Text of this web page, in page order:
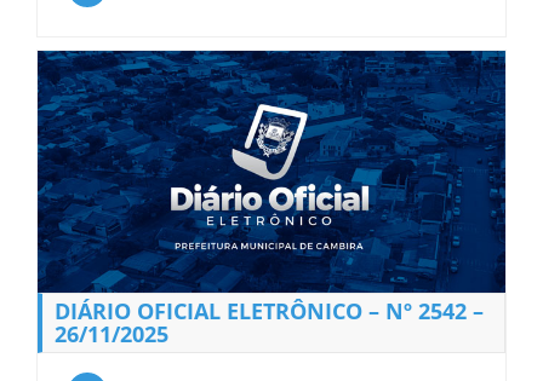
DIÁRIO OFICIAL ELETRÔNICO – Nº 2542 –
26/11/2025